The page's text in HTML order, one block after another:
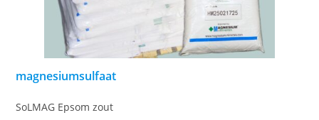
magnesiumsulfaat
SoLMAG Epsom zout